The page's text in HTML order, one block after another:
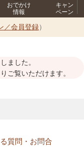
おでかけ
情報
キャン
ペーン
／会員登録）
ました。
ご覧いただけます。
質問・お問合